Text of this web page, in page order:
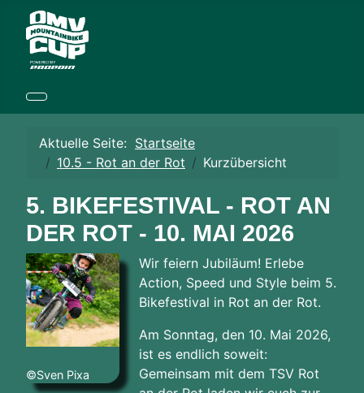
Aktuelle Seite: Startseite
10.5 - Rot an der Rot
Kurzübersicht
5. BIKEFESTIVAL - ROT AN
DER ROT - 10. MAI 2026
©Sven Pixa
Wir feiern Jubiläum! Erlebe
Action, Speed und Style beim 5.
Bikefestival in Rot an der Rot.
Am Sonntag, den 10. Mai 2026,
ist es endlich soweit:
Gemeinsam mit dem TSV Rot